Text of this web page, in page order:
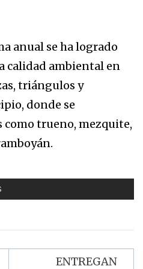
anual se ha logrado
calidad ambiental en
triángulos y
donde se
como trueno, mezquite,
ENTREGAN